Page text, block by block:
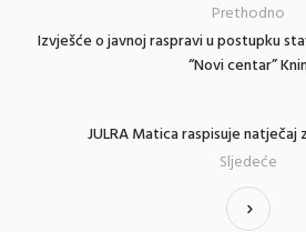
Izvješće o javnoj raspravi u postupku
“Novi centar”
Prethodno
JULRA Matica raspisuje natječaj
Sljedeće